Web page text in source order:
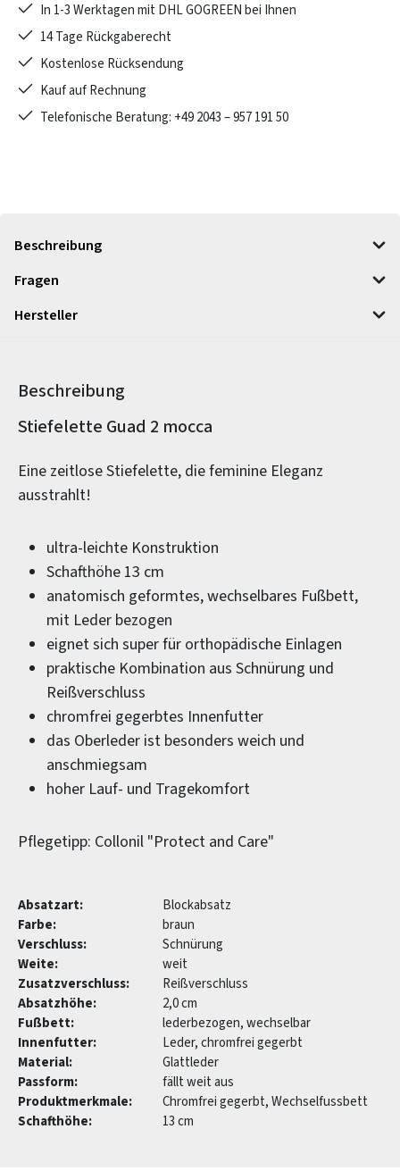
In 1-3 Werktagen mit DHL GOGREEN bei Ihnen
14 Tage Rückgaberecht
Kostenlose Rücksendung
Kauf auf Rechnung
Telefonische Beratung: +49 2043 – 957 191 50
Beschreibung
Fragen
Hersteller
Beschreibung
Produktinformationen
Stiefelette Guad 2 mocca
Eine zeitlose Stiefelette, die feminine Eleganz
ausstrahlt!
ultra-leichte Konstruktion
Schafthöhe 13 cm
anatomisch geformtes, wechselbares Fußbett,
mit Leder bezogen
eignet sich super für orthopädische Einlagen
praktische Kombination aus Schnürung und
Reißverschluss
chromfrei gegerbtes Innenfutter
das Oberleder ist besonders weich und
anschmiegsam
hoher Lauf- und Tragekomfort
Pflegetipp: Collonil "Protect and Care"
Absatzart:
Blockabsatz
Farbe:
braun
Verschluss:
Schnürung
Weite:
weit
Zusatzverschluss:
Reißverschluss
Absatzhöhe:
2,0 cm
Fußbett:
lederbezogen, wechselbar
Innenfutter:
Leder, chromfrei gegerbt
Material:
Glattleder
Passform:
fällt weit aus
Produktmerkmale:
Chromfrei gegerbt, Wechselfussbett
Schafthöhe:
13 cm